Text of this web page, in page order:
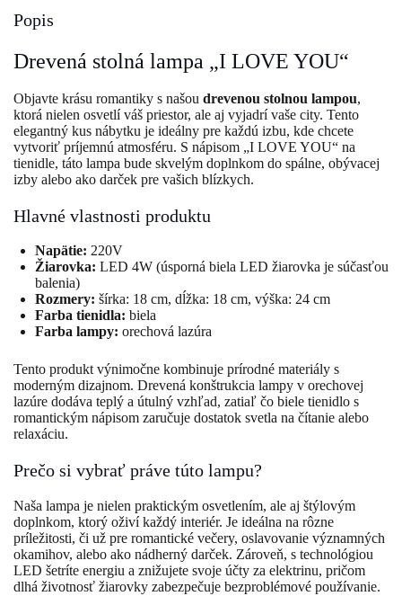
Popis
Drevená stolná lampa „I LOVE YOU“
Objavte krásu romantiky s našou drevenou stolnou lampou,
ktorá nielen osvetlí váš priestor, ale aj vyjadrí vaše city. Tento
elegantný kus nábytku je ideálny pre každú izbu, kde chcete
vytvoriť príjemnú atmosféru. S nápisom „I LOVE YOU“ na
tienidle, táto lampa bude skvelým doplnkom do spálne, obývacej
izby alebo ako darček pre vašich blízkych.
Hlavné vlastnosti produktu
Napätie: 220V
Žiarovka: LED 4W (úsporná biela LED žiarovka je súčasťou
balenia)
Rozmery: šírka: 18 cm, dĺžka: 18 cm, výška: 24 cm
Farba tienidla: biela
Farba lampy: orechová lazúra
Tento produkt výnimočne kombinuje prírodné materiály s
moderným dizajnom. Drevená konštrukcia lampy v orechovej
lazúre dodáva teplý a útulný vzhľad, zatiaľ čo biele tienidlo s
romantickým nápisom zaručuje dostatok svetla na čítanie alebo
relaxáciu.
Prečo si vybrať práve túto lampu?
Naša lampa je nielen praktickým osvetlením, ale aj štýlovým
doplnkom, ktorý oživí každý interiér. Je ideálna na rôzne
príležitosti, či už pre romantické večery, oslavovanie významných
okamihov, alebo ako nádherný darček. Zároveň, s technológiou
LED šetríte energiu a znižujete svoje účty za elektrinu, pričom
dlhá životnosť žiarovky zabezpečuje bezproblémové používanie.